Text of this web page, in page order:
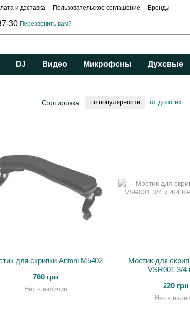
и доставка Пользовательское соглашение
Бренды
30 Перезвонить вам?
DJ Видео Микрофоны Духовые
Сортировка: по популярности от дорогих
для скрипки Antoni M5402
760 грн
Нет в наличии
Мостик для
VSR001 3/4
220 грн
Нет в